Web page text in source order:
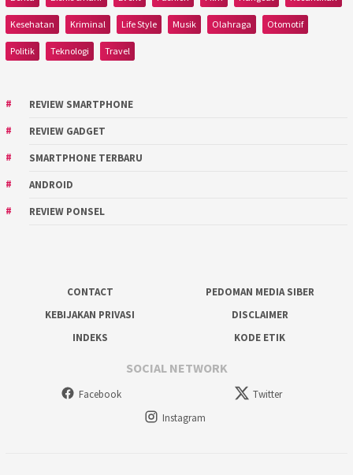
Kesehatan Kriminal Life Style Musik Olahraga Otomotif
Politik Teknologi Travel
REVIEW SMARTPHONE
REVIEW GADGET
SMARTPHONE TERBARU
ANDROID
REVIEW PONSEL
CONTACT
PEDOMAN MEDIA SIBER
KEBIJAKAN PRIVASI
DISCLAIMER
INDEKS
KODE ETIK
SOCIAL NETWORK
Facebook
Twitter
Instagram